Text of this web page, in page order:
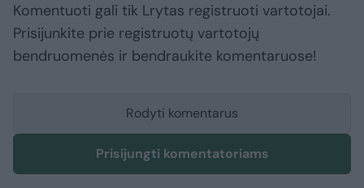
Komentuoti gali tik Lrytas registruoti vartotojai.
Prisijunkite prie registruotų vartotojų
bendruomenės ir bendraukite komentaruose!
Rodyti komentarus
Prisijungti komentatoriams